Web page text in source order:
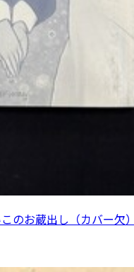
のお蔵出し（カバー欠